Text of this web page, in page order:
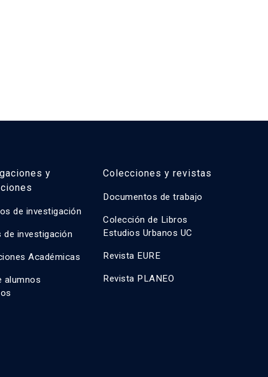
y
de investigación
de investigación
Académicas
alumnos
Colecciones y revistas
Documentos de trabajo
Colección de Libros
Estudios Urbanos UC
Revista EURE
Revista PLANEO